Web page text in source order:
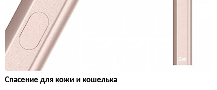
Спасение для кожи и кошелька